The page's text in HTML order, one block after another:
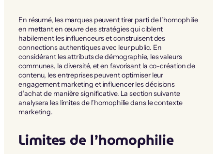
En résumé, les marques peuvent tirer parti de l’homophilie
en mettant en œuvre des stratégies qui ciblent
habilement les influenceurs et construisent des
connections authentiques avec leur public. En
considérant les attributs de démographie, les valeurs
communes, la diversité, et en favorisant la co-création de
contenu, les entreprises peuvent optimiser leur
engagement marketing et influencer les décisions
d’achat de manière significative. La section suivante
analysera les limites de l’homophilie dans le contexte
marketing.
Limites de l’homophilie